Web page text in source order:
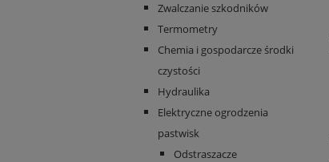
Zwalczanie szkodników
Termometry
Chemia i gospodarcze środki
czystości
Hydraulika
Elektryczne ogrodzenia
pastwisk
Odstraszacze